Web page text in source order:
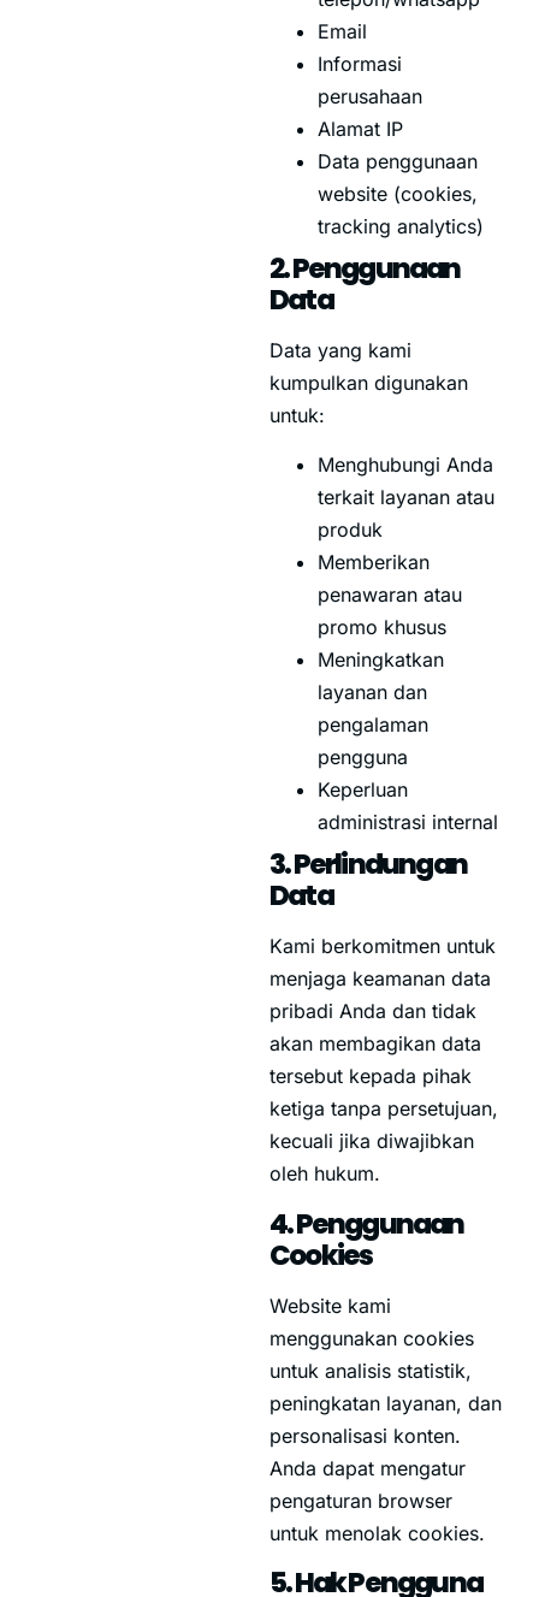
Email
Informasi
perusahaan
Alamat IP
Data penggunaan
website (cookies,
tracking analytics)
2. Penggunaan
Data
Data yang kami
kumpulkan digunakan
untuk:
Menghubungi Anda
terkait layanan atau
produk
Memberikan
penawaran atau
promo khusus
Meningkatkan
layanan dan
pengalaman
pengguna
Keperluan
administrasi internal
3. Perlindungan
Data
Kami berkomitmen untuk
menjaga keamanan data
pribadi Anda dan tidak
akan membagikan data
tersebut kepada pihak
ketiga tanpa persetujuan,
kecuali jika diwajibkan
oleh hukum.
4. Penggunaan
Cookies
Website kami
menggunakan cookies
untuk analisis statistik,
peningkatan layanan, dan
personalisasi konten.
Anda dapat mengatur
pengaturan browser
untuk menolak cookies.
5. Hak Pengguna